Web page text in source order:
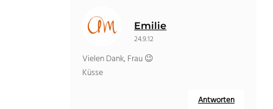
Emilie
24.9.12
Vielen Dank, Frau 😉
Küsse
Antworten